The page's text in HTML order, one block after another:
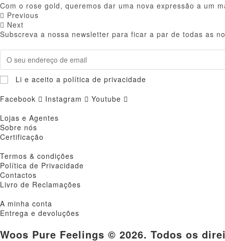
Com o rose gold, queremos dar uma nova expressão a um
Previous
Next
Subscreva a nossa newsletter para ficar a par de todas as
Li e aceito a política de privacidade
Facebook
Instagram
Youtube
Lojas e Agentes
Sobre nós
Certificação
Termos & condições
Política de Privacidade
Contactos
Livro de Reclamações
A minha conta
Entrega e devoluções
Woos Pure Feelings © 2026. Todos os